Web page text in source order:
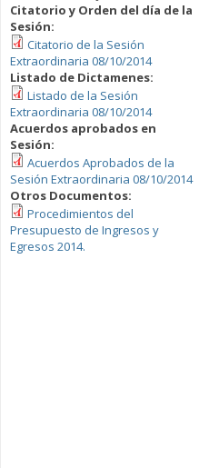
Citatorio y Orden del día de la
Sesión:
Citatorio de la Sesión
Extraordinaria 08/10/2014
Listado de Dictamenes:
Listado de la Sesión
Extraordinaria 08/10/2014
Acuerdos aprobados en
Sesión:
Acuerdos Aprobados de la
Sesión Extraordinaria 08/10/2014
Otros Documentos:
Procedimientos del
Presupuesto de Ingresos y
Egresos 2014.